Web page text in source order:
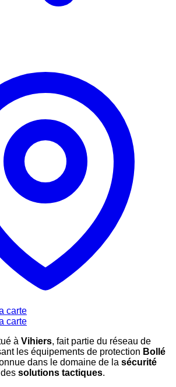
carte
carte
à Vihiers, fait partie du réseau de
les équipements de protection Bollé
dans le domaine de la sécurité
solutions tactiques.